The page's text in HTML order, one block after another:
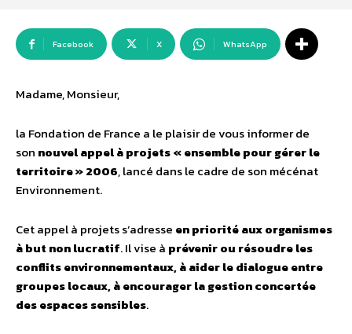
Facebook X WhatsApp
Madame, Monsieur,
la Fondation de France a le plaisir de vous informer de
son nouvel appel à projets « ensemble pour gérer le
territoire » 2006, lancé dans le cadre de son mécénat
Environnement.
Cet appel à projets s’adresse en priorité aux organismes
à but non lucratif. Il vise à prévenir ou résoudre les
conflits environnementaux, à aider le dialogue entre
groupes locaux, à encourager la gestion concertée
des espaces sensibles.